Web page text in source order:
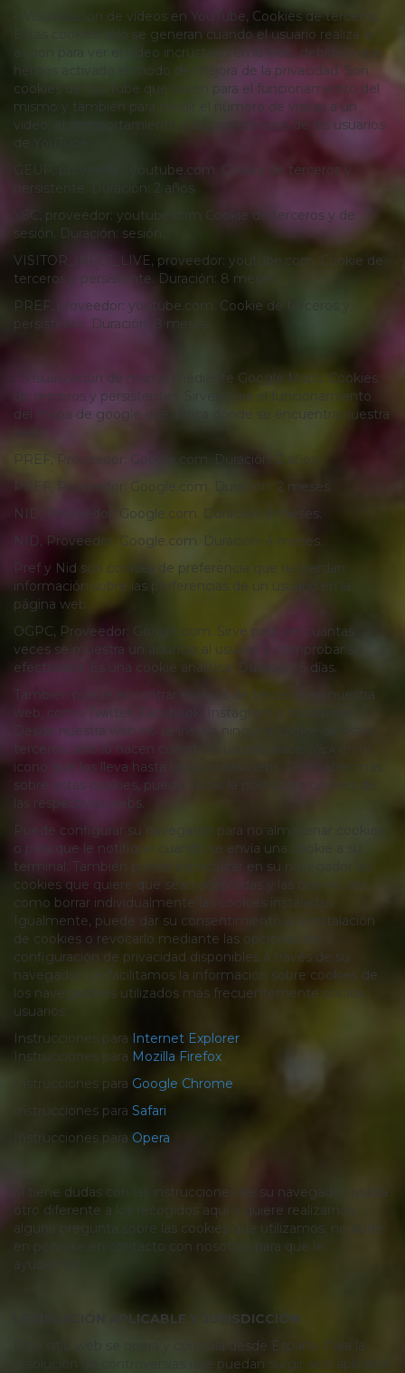
– Visualización de vídeos en YouTube, Cookies de terceros.
Estas cookies solo se generan cuando el usuario realiza la
acción para ver el vídeo incrustado en la web, debido a que
hemos activado el modo de mejora de la privacidad. Son
cookies de YouTube que sirven para el funcionamiento del
mismo y también para medir el número de visitas a un
vídeo, el comportamiento y las preferencias de los usuarios
de YouTube.
GEUP, proveedor: youtube.com. Cookie de terceros y
persistente. Duración: 2 años.
YSC, proveedor: youtube.com Cookie de terceros y de
sesión. Duración: sesión.
VISITOR_INFO1_LIVE, proveedor: youtube.com. Cookie de
terceros y persistente. Duración: 8 meses.
PREF, proveedor: youtube.com. Cookie de terceros y
persistente. Duración: 8 meses.
– Visualización de mapas mediante Google Maps, Cookies
de terceros y persistentes. Sirven para el funcionamiento
del mapa de google que indica dónde se encuentra nuestra
PREF, Proveedor: Google.com. Duración: 2 años.
PREF, Proveedor: Google.com. Duración: 2 meses.
NID, Proveedor: Google.com. Duración: 6 meses.
NID, Proveedor: Google.com. Duración: 4 meses.
Pref y Nid son cookies de preferencia que recuerdan
información sobre las preferencias de un usuario en la
página web.
OGPC, Proveedor: Google.com. Sirve para ver cuántas
veces se muestra un anuncio al usuario y comprobar su
efectividad. Es una cookie analítica. Duración: 5 días.
También puede encontrar enlaces de terceros en nuestra
web, como Twitter, Facebook, Instagram o tripadvisor.
Desde nuestra web no se instala ninguna cookie de estos
terceros, solo lo hacen cuando el usuario hace
click en el
icono que los lleva hasta las distintas webs. Para saber más
sobre estas cookies, puede visitar la política de cookies de
las respectivas webs.
Puede configurar su navegador para no almacenar cookies
o para que le notifique cuando se envía una cookie a su
terminal. También puede especificar en su navegador las
cookies que quiere que sean aceptadas y las que no, así
como borrar individualmente las cookies instaladas.
Igualmente, puede dar su consentimiento a la instalación
de cookies o revocarlo mediante las opciones de
configuración de privacidad disponibles a través de su
navegador. Le facilitamos la información sobre cookies de
los navegadores utilizados más frecuentemente por los
usuarios:
Instrucciones para Internet Explorer
Instrucciones para Mozilla Firefox
Instrucciones para Google Chrome
Instrucciones para Safari
Instrucciones para Opera
Si tiene dudas con las instrucciones de su navegador, utiliza
otro diferente a los recogidos aquí o quiere realizarnos
alguna pregunta sobre las cookies que utilizamos, no dude
en ponerse en contacto con nosotros para que le
ayudemos.
LEGISLACIÓN APLICABLE Y JURISDICCIÓN
Este sitio web se opera y controla desde España. Para la
resolución de controversias que puedan surgir será aplicable